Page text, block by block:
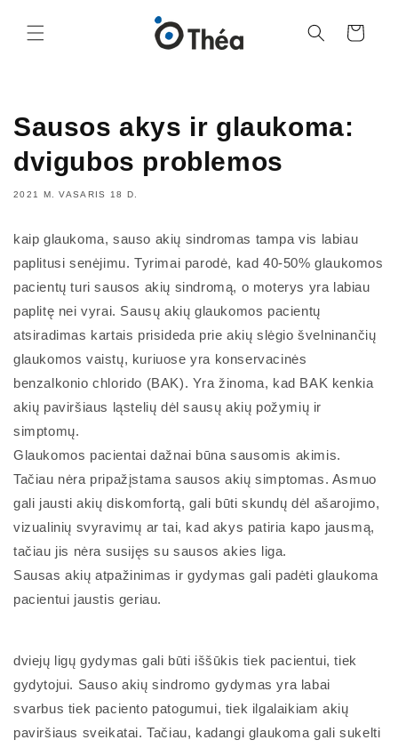
turinį
Krepšelis
Sausos akys ir glaukoma:
dvigubos problemos
2021 M. VASARIS 18 D.
kaip glaukoma, sauso akių sindromas tampa vis labiau
paplitusi senėjimu. Tyrimai parodė, kad 40-50% glaukomos
pacientų turi sausos akių sindromą, o moterys yra labiau
paplitę nei vyrai. Sausų akių glaukomos pacientų
atsiradimas kartais prisideda prie akių slėgio švelninančių
glaukomos vaistų, kuriuose yra konservacinės
benzalkonio chlorido (BAK). Yra žinoma, kad BAK kenkia
akių paviršiaus ląstelių dėl sausų akių požymių ir
simptomų.
Glaukomos pacientai dažnai būna sausomis akimis.
Tačiau nėra pripažįstama sausos akių simptomas. Asmuo
gali jausti akių diskomfortą, gali būti skundų dėl ašarojimo,
vizualinių svyravimų ar tai, kad akys patiria kapo jausmą,
tačiau jis nėra susijęs su sausos akies liga.
Sausas akių atpažinimas ir gydymas gali padėti glaukoma
pacientui jaustis geriau.
dviejų ligų gydymas gali būti iššūkis tiek pacientui, tiek
gydytojui. Sauso akių sindromo gydymas yra labai
svarbus tiek paciento patogumui, tiek ilgalaikiam akių
paviršiaus sveikatai. Tačiau, kadangi glaukoma gali sukelti